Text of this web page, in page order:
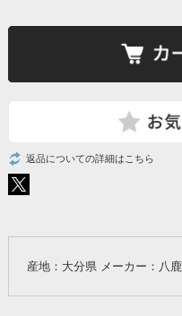
返品についての詳細はこちら
産地：大分県 メーカー：八